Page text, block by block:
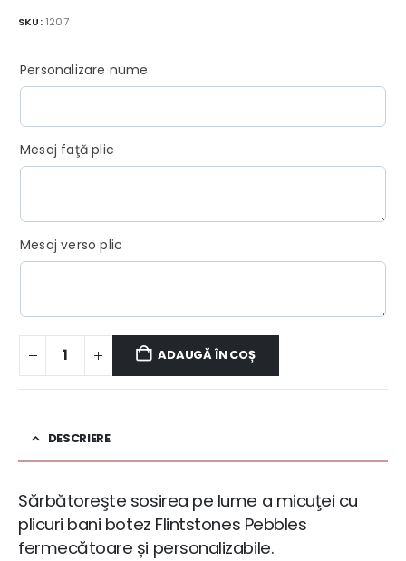
SKU: 1207
Personalizare nume
Mesaj faţă plic
Mesaj verso plic
ADAUGĂ ÎN COȘ
DESCRIERE
Sărbătoreşte sosirea pe lume a micuţei cu
plicuri bani botez Flintstones Pebbles
fermecătoare și personalizabile.